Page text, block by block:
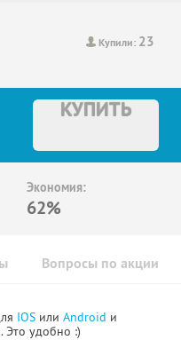
Купили: 23
КУПИТЬ
Экономия:
62%
Вопросы по акции
IOS или Android и
Это удобно :)